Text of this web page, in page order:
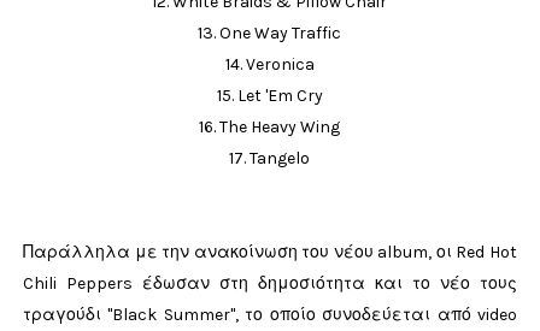
13. One Way Traffic
14. Veronica
15. Let 'Em Cry
16. The Heavy Wing
17. Tangelo
Παράλληλα με την ανακοίνωση του νέου album, οι Red Hot
Chili Peppers έδωσαν στη δημοσιότητα και το νέο τους
τραγούδι "Black Summer", το οποίο συνοδεύεται από video